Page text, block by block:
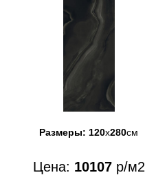
Размеры: 120x280см
Цена: 10107р/м2